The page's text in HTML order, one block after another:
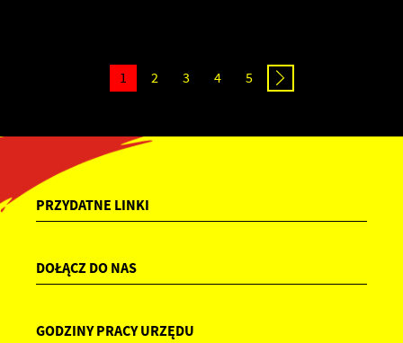
1 2 3 4 5
PRZYDATNE LINKI
DOŁĄCZ DO NAS
GODZINY PRACY URZĘDU